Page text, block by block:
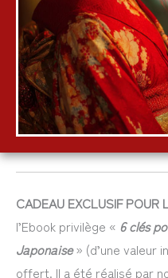
CADEAU EXCLUSIF POUR
l’Ebook privilège « 6 clés
Japonaise» (d’une valeur
offert. Il a été réalisé par